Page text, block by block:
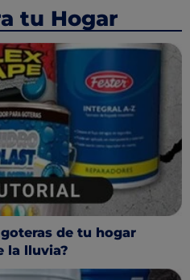
tu Hogar
de tu hogar
la lluvia?